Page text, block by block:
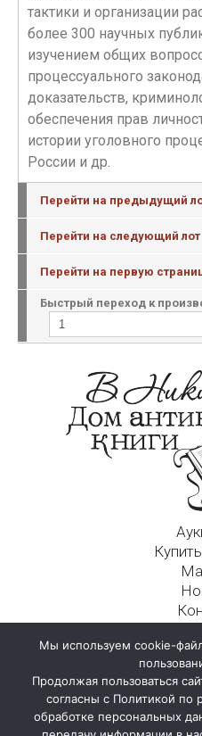
тактики и организации
более 300 научных
изучением общих
процессуального
доказательств,
обеспечения прав
истории уголовного
России и др.
Перейти на предыдущий
Перейти на следующий лот
Перейти на первую
Быстрый переход к
125009, г. Москва,
Мы используем cookie-
Продолжая пользоваться
согласны с Политикой по
обработке персональных